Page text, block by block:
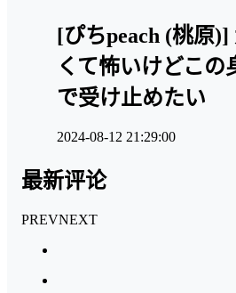
[ぴちpeach (桃原)]
くて怖いけどこの
で受け止めたい
2024-08-12 21:29:00
最新评论
PREVNEXT